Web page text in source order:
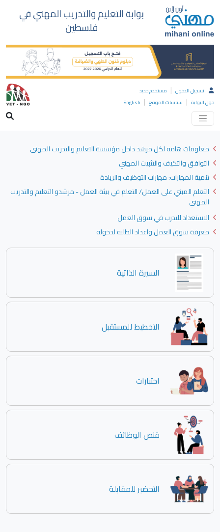
بوابة التعليم والتدريب المهني في
فلسطين
تسجيل الدخول | مستخدم جديد
حول البوابة | سياسات الموقع |
English
معلومات هامه لكل مرشد داخل مؤسسة التعليم والتدريب المهني
التوافق والتكيف والتثبيت المهني
تنمية المهارات: مهارات التوظيف والريادة
التعلم المبني على العمل/ التعلم في بيئة العمل - مرشدو التعليم والتدريب
المهني
الاستعداد للتدرب في سوق العمل
معرفة سوق العمل واعداد الطلبه لدخوله
السيرة الذاتية
التخطيط للمستقبل
اختبارات
قنص الوظائف
التحضير للمقابلة